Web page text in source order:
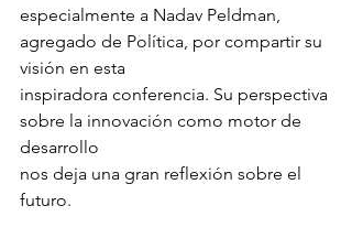
especialmente a Nadav Peldman,
agregado de Política, por compartir su
visión en esta
inspiradora conferencia. Su perspectiva
sobre la innovación como motor de
desarrollo
nos deja una gran reflexión sobre el
futuro.